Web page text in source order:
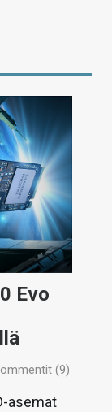
Evo
(9)
asemat